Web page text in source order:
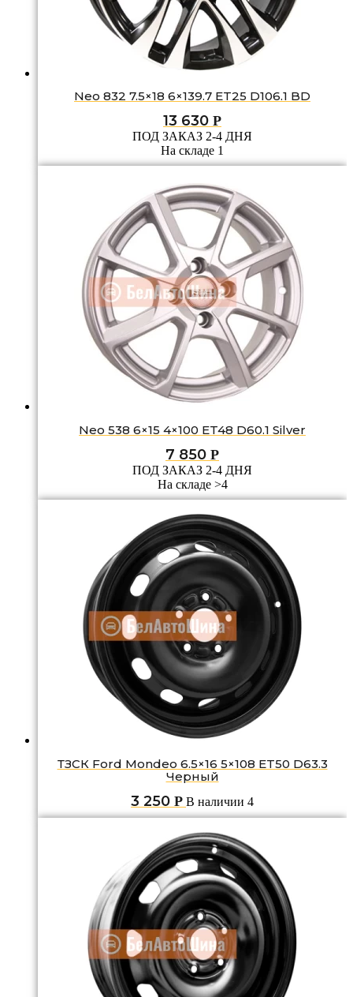
Neo 832 7.5×18 6×139.7 ET25 D106.1 BD
13 630 Р
ПОД ЗАКАЗ 2-4 ДНЯ
На складе 1
Neo 538 6×15 4×100 ET48 D60.1 Silver
7 850 Р
ПОД ЗАКАЗ 2-4 ДНЯ
На складе >4
ТЗСК Ford Mondeo 6.5×16 5×108 ET50 D63.3
Черный
3 250 Р В наличии 4